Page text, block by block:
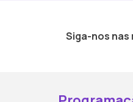
Siga-nos nas